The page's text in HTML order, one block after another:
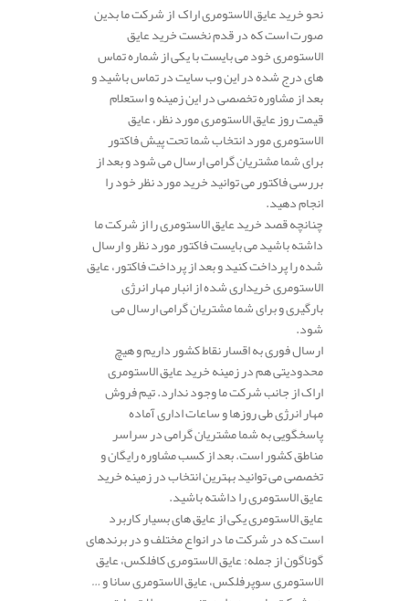
نحو خرید عایق الاستومری اراک از شرکت ما بدین
صورت است که در قدم نخست خرید عایق
الاستومری خود می بایست با یکی از شماره تماس
های درج شده در این وب سایت در تماس باشید و
بعد از مشاوره تخصصی در این زمینه و استعلام
قیمت روز عایق الاستومری مورد نظر، عایق
الاستومری مورد انتخاب شما تحت پیش فاکتور
برای شما مشتریان گرامی ارسال می شود و بعد از
بررسی فاکتور می توانید خرید مورد نظر خود را
انجام دهید.
چنانچه قصد خرید عایق الاستومری را از شرکت ما
داشته باشید می بایست فاکتور مورد نظر و ارسال
شده را پرداخت کنید و بعد از پرداخت فاکتور، عایق
الاستومری خریداری شده از انبار مهار انرژی
بارگیری و برای شما مشتریان گرامی ارسال می
شود.
ارسال فوری به اقسار نقاط کشور داریم و هیچ
محدودیتی هم در زمینه خرید عایق الاستومری
اراک از جانب شرکت ما وجود ندارد. تیم فروش
مهار انرژی طی روزها و ساعات اداری آماده
پاسخگویی به شما مشتریان گرامی در سراسر
مناطق کشور است. بعد از کسب مشاوره رایگان و
تخصصی می توانید بهترین انتخاب در زمینه خرید
عایق الاستومری را داشته باشید.
عایق الاستومری یکی از عایق های بسیار کاربرد
است که در شرکت ما در انواع مختلف و در برندهای
گوناگون از جمله: عایق الاستومری کافلکس، عایق
الاستومری سوپرفلکس، عایق الاستومری سانا و …